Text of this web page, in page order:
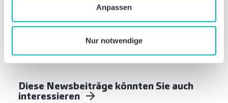
, wenn Sie unsere Webseite
nutzen.
Anpassen
Nur notwendige
Rechtsanwältin, Steuerberaterin
Diese Newsbeiträge könnten Sie auch
interessieren